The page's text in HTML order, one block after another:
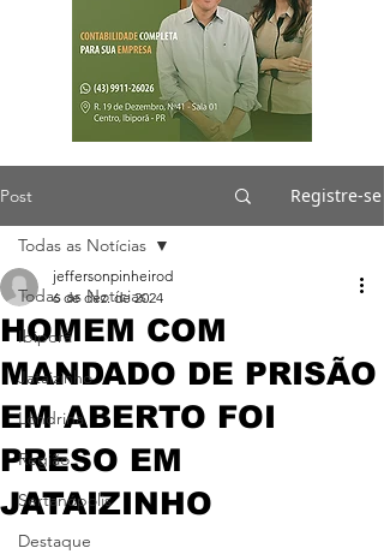
Post Registre-se
Todas as Notícias
Ibiporã
Jataizinho
Londrina
Região
Sertanópolis
Destaque
Todas as Notícias
HOMEM COM
MANDADO DE PRISÃO
EM ABERTO FOI
PRESO EM
JATAIZINHO
jeffersonpinheirod
6 de dez. de 2024